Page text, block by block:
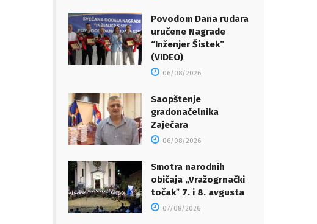
Povodom Dana rudara
uručene Nagrade
“Inženjer Šistek”
(VIDEO)
06/08/2026
Saopštenje
gradonačelnika
Zaječara
06/08/2026
Smotra narodnih
običaja „Vražogrnački
točakˮ 7. i 8. avgusta
07/08/2026